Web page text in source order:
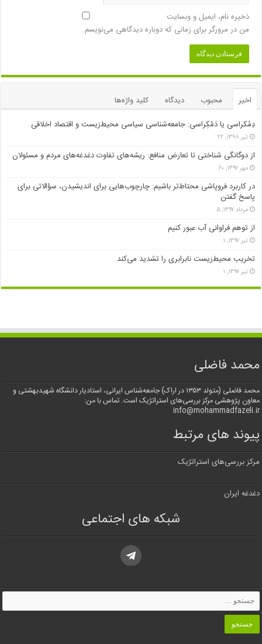
ذخیره نام، ایمیل و وبسایت
من در مرورگر برای زمانی که دوباره دیدگاهی می‌نویسم.
اخیر محبوب دیدگاه
کلید واژه‌ها
دِمُکراسی یا دَمْکِراسی: جامعه‌شناسی سیاسی محیط‌زیست و اقتصاد اخلاقی
تیر ۱۳۹۸, ۲۲
از دوگانگی شناختی تا تعارض منافع: ریشه‌های تفاوت دغدغه‌های مردم و مسئولان
مهر ۱۳۹۷, ۲۰
در کاربرد فروپاشی محتاط‌تر باشیم: چارچوب‌هایی برای اندیشیدن، سؤالاتی برای
پاسخ گفتن
مرداد ۱۳۹۷, ۵
از توهم فراوانی آب عبور کنیم
تیر ۱۳۹۷, ۱
تخریب محیط‌زیست نابرابری را تشدید می‌کند
تیر ۱۳۹۷, ۱
محمد فاضلی
محمد فاضلی (متولد ۱۳۵۳ در اراک) جامعه‌شناس ایرانی، استادیار دانشگاه شهیدبهشتی و
معاون پژوهشی مرکز بررسی‌های استراتژیک است. تماس با من:
info@mohammadfazeli.ir
پیوند های مرتبط
مرکز بررسی‌های استراتژیک
دغدغه ایران
شبکه های اجتماعی